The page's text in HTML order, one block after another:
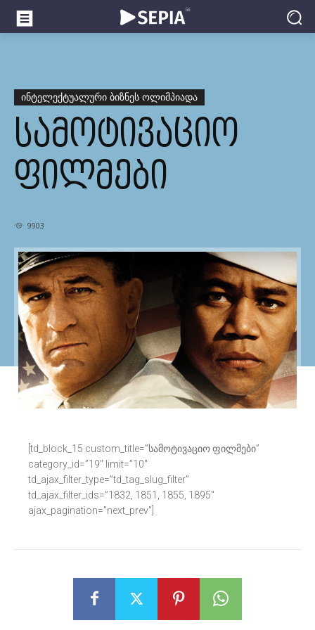
ᲘᲜᲢᲔᲚᲔᲥᲢᲣᲐᲚᲣᲠᲘ ᲑᲘᲖᲜᲔᲡ ᲝᲚᲘᲛᲞᲘᲐᲓᲐ
ᲡᲐᲛᲝᲢᲘᲕᲐᲪᲘᲝ
ᲤᲘᲚᲛᲔᲑᲘ
9903
[td_block_15 custom_title=”სამოტივაციო ფილმები”
category_id=”19″ limit=”10″
td_ajax_filter_type=”td_tag_slug_filter”
td_ajax_filter_ids=”1832, 1851, 1855, 1895″
ajax_pagination=”next_prev”]